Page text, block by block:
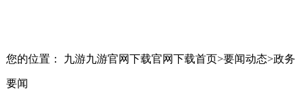
您的位置： 九游九游官网下载官网下载首页>要闻动态>政务
要闻